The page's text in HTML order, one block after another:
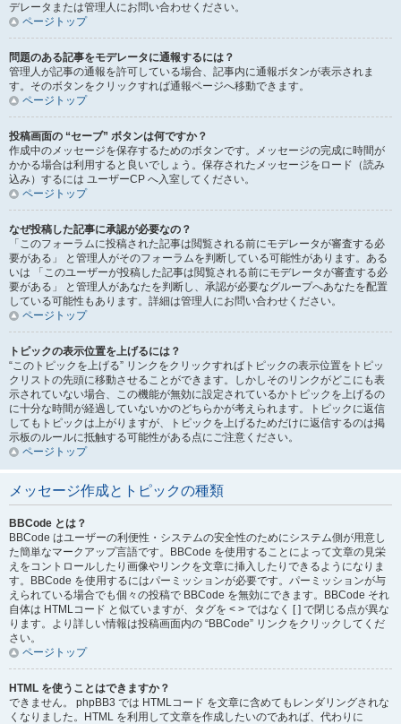
デレータまたは管理人にお問い合わせください。
ページトップ
問題のある記事をモデレータに通報するには？
管理人が記事の通報を許可している場合、記事内に通報ボタンが表示されま
す。そのボタンをクリックすれば通報ページへ移動できます。
ページトップ
投稿画面の “セーブ” ボタンは何ですか？
作成中のメッセージを保存するためのボタンです。メッセージの完成に時間が
かかる場合は利用すると良いでしょう。保存されたメッセージをロード（読み
込み）するには ユーザーCP へ入室してください。
ページトップ
なぜ投稿した記事に承認が必要なの？
「このフォーラムに投稿された記事は閲覧される前にモデレータが審査する必
要がある」 と管理人がそのフォーラムを判断している可能性があります。ある
いは 「このユーザーが投稿した記事は閲覧される前にモデレータが審査する必
要がある」 と管理人があなたを判断し、承認が必要なグループへあなたを配置
している可能性もあります。詳細は管理人にお問い合わせください。
ページトップ
トピックの表示位置を上げるには？
“このトピックを上げる” リンクをクリックすればトピックの表示位置をトピッ
クリストの先頭に移動させることができます。しかしそのリンクがどこにも表
示されていない場合、この機能が無効に設定されているかトピックを上げるの
に十分な時間が経過していないかのどちらかが考えられます。トピックに返信
してもトピックは上がりますが、トピックを上げるためだけに返信するのは掲
示板のルールに抵触する可能性がある点にご注意ください。
ページトップ
メッセージ作成とトピックの種類
BBCode とは？
BBCode はユーザーの利便性・システムの安全性のためにシステム側が用意し
た簡単なマークアップ言語です。BBCode を使用することによって文章の見栄
えをコントロールしたり画像やリンクを文章に挿入したりできるようになりま
す。BBCode を使用するにはパーミッションが必要です。パーミッションが与
えられている場合でも個々の投稿で BBCode を無効にできます。BBCode それ
自体は HTMLコード と似ていますが、タグを < > ではなく [ ] で閉じる点が異な
ります。より詳しい情報は投稿画面内の “BBCode” リンクをクリックしてくだ
さい。
ページトップ
HTML を使うことはできますか？
できません。 phpBB3 では HTMLコード を文章に含めてもレンダリングされな
くなりました。HTML を利用して文章を作成したいのであれば、代わりに